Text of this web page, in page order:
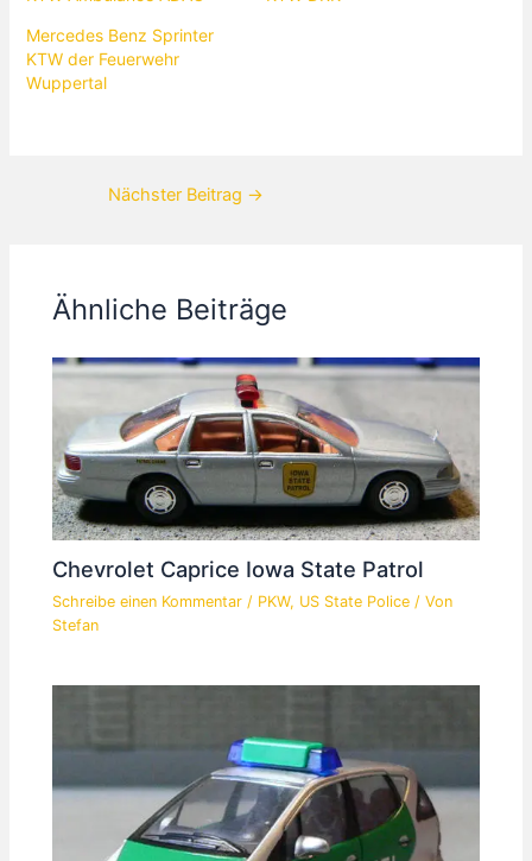
Mercedes Benz Sprinter
KTW der Feuerwehr
Wuppertal
Nächster Beitrag →
Ähnliche Beiträge
Chevrolet Caprice Iowa State Patrol
Schreibe einen Kommentar / PKW, US State Police / Von
Stefan